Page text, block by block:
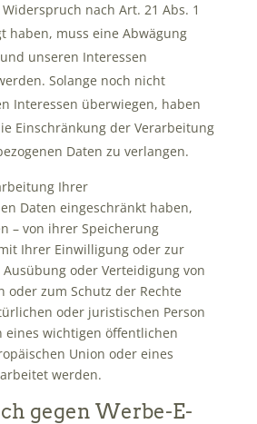
nach Art. 21 Abs. 1
haben, muss eine Abwägung
unseren Interessen
Solange noch nicht
Interessen überwiegen, haben
Einschränkung der Verarbeitung
Daten zu verlangen.
Ihrer
Daten eingeschränkt haben,
– von ihrer Speicherung
Ihrer Einwilligung oder zur
oder Verteidigung von
oder zum Schutz der Rechte
oder juristischen Person
eines wichtigen öffentlichen
Union oder eines
werden.
gegen Werbe-E-